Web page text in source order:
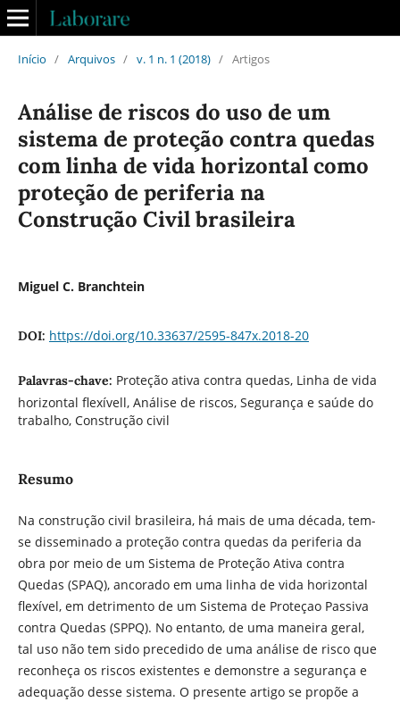
Início / Arquivos / v. 1 n. 1 (2018) / Artigos
Análise de riscos do uso de um
sistema de proteção contra quedas
com linha de vida horizontal como
proteção de periferia na
Construção Civil brasileira
Miguel C. Branchtein
DOI: https://doi.org/10.33637/2595-847x.2018-20
Palavras-chave: Proteção ativa contra quedas, Linha de vida
horizontal flexívell, Análise de riscos, Segurança e saúde do
trabalho, Construção civil
Resumo
Na construção civil brasileira, há mais de uma década, tem-
se disseminado a proteção contra quedas da periferia da
obra por meio de um Sistema de Proteção Ativa contra
Quedas (SPAQ), ancorado em uma linha de vida horizontal
flexí­vel, em detrimento de um Sistema de Proteçao Passiva
contra Quedas (SPPQ). No entanto, de uma maneira geral,
tal uso não tem sido precedido de uma análise de risco que
reconheça os riscos existentes e demonstre a segurança e
adequação desse sistema. O presente artigo se propõe a